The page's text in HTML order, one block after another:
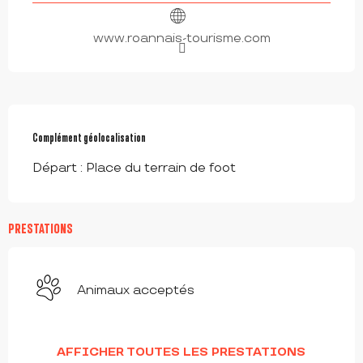
www.roannais-tourisme.com
Complément géolocalisation
Complément géolocalisation
Départ : Place du terrain de foot
PRESTATIONS
Animaux acceptés
AFFICHER TOUTES LES PRESTATIONS